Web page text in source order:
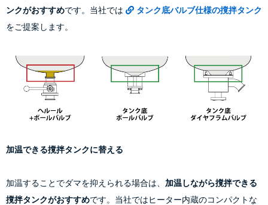
ンクがおすすめです。当社では
タンク底バルブ仕様の撹拌タンク
をご提案します。
加温できる撹拌タンクに替える
加温することでダマを抑えられる場合は、 加温しながら撹拌できる
撹拌タンクがおすすめです。当社ではヒーター内蔵のコンパクトな